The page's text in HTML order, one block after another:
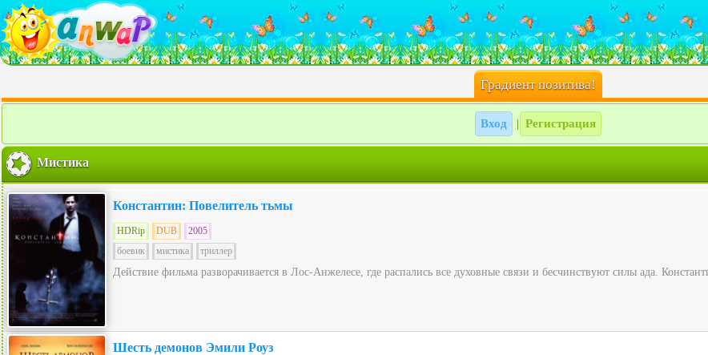
Градиент позитива!
Вход Регистрация
Мистика
Константин: Повелитель тьмы
HDRip DUB
2005
боевик
мистика триллер
Действие фильма разворачивается в Лос-Анжелесе, где распались все духовные связи и бесчинствуют силы ада.
Шесть демонов Эмили Роуз